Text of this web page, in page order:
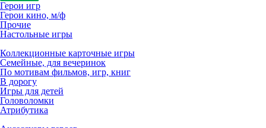
Герои игр
Герои кино, м/ф
Прочие
Настольные игры
Коллекционные карточные игры
Семейные, для вечеринок
По мотивам фильмов, игр, книг
В дорогу
Игры для детей
Головоломки
Атрибутика